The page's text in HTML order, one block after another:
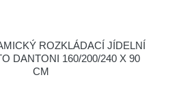
ROZKLÁDACÍ JÍDELNÍ
DANTONI 160/200/240 X 90
CM